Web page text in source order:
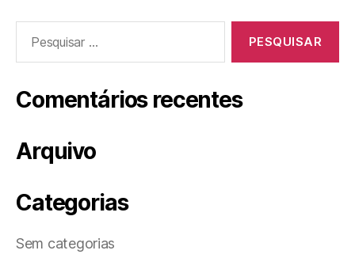
por:
Comentários recentes
Arquivo
Categorias
Sem categorias